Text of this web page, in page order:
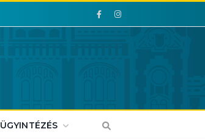
Facebook
Facebook
ÜGYINTÉZÉS